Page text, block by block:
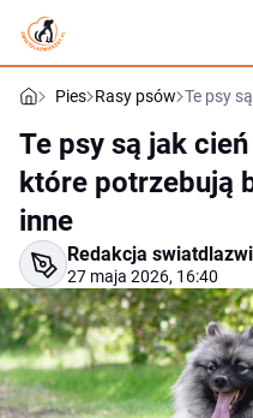
Pies Rasy psów Te psy
Te psy są jak
które potrzebują
inne
Redakcja
27 maja 2026, 16:40